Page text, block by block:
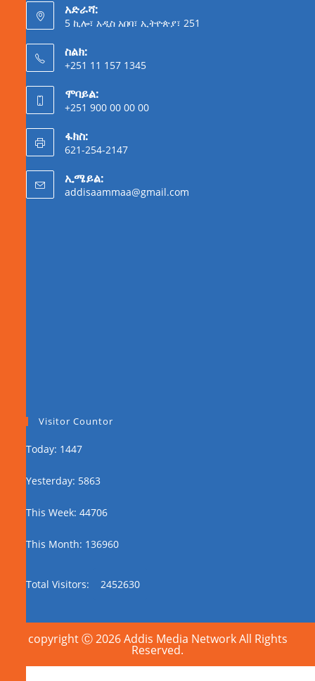
አድራሻ:
5 ኪሎ፣ አዲስ አበባ፣ ኢትዮጵያ፣ 251
ስልክ:
+251 11 157 1345
ሞባይል:
+251 900 00 00 00
ፋክስ:
621-254-2147
ኢሜይል:
addisaammaa@gmail.com
Visitor Countor
Today: 1447
Yesterday: 5863
This Week: 44706
This Month: 136960
Total Visitors: 2452630
copyright Ⓒ 2026 Addis Media Network All Rights
Reserved.